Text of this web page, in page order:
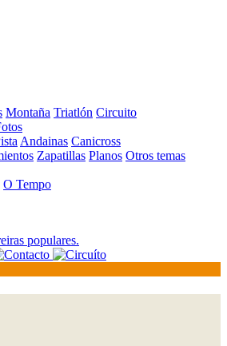
Montaña Triatlón Circuito
Andainas Canicross
Zapatillas Planos Otros temas
O Tempo